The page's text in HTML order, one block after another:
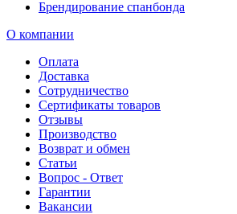
Брендирование спанбонда
О компании
Оплата
Доставка
Сотрудничество
Сертификаты товаров
Отзывы
Производство
Возврат и обмен
Статьи
Вопрос - Ответ
Гарантии
Вакансии